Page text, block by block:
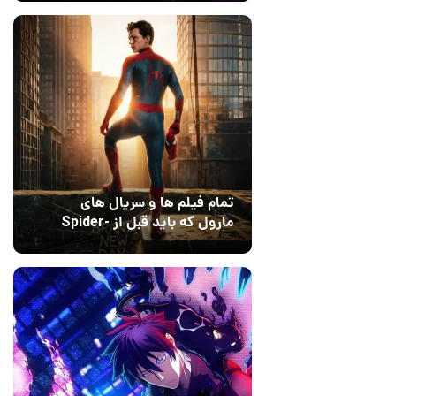
تمام فیلم ها و سریال های
مارول که باید قبل از Spider-
Man: Brand New Day تماشا
۰ 10 مرداد 1405